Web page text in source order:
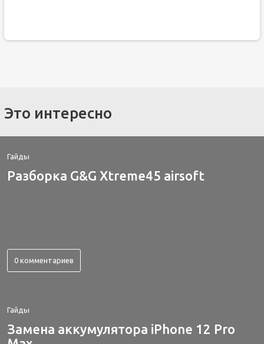
Это интересно
Гайды
Разборка G&G Xtreme45 airsoft
0 комментариев
Гайды
Замена аккумулятора iPhone 12 Pro